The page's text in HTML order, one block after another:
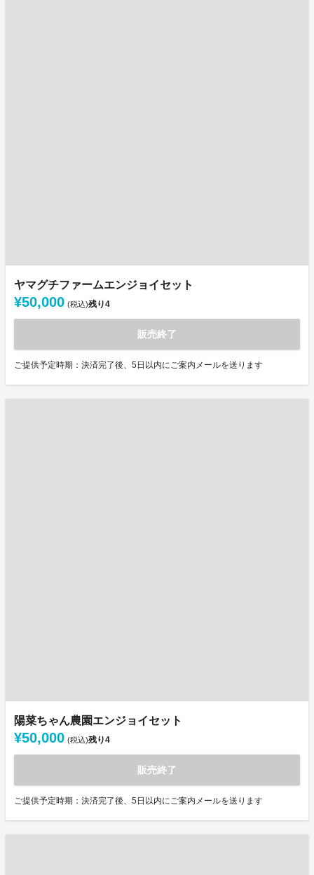
ヤマグチファームエンジョイセット
¥50,000 (税込)残り4
販売終了
ご提供予定時期：決済完了後、5日以内にご案内メールを送ります
陽菜ちゃん農園エンジョイセット
¥50,000 (税込)残り4
販売終了
ご提供予定時期：決済完了後、5日以内にご案内メールを送ります